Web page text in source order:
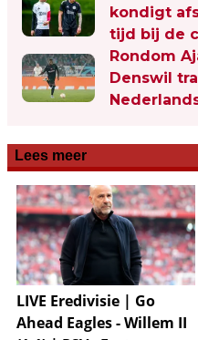
kondigt
tijd bij de
Rondom
Denswil